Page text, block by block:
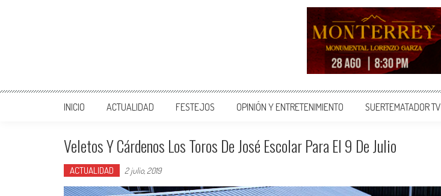
INICIO ACTUALIDAD FESTEJOS OPINIÓN Y ENTRETENIMIENTO SUERTEMATADOR TV
Veletos Y Cárdenos Los Toros De José Escolar Para El 9 De Julio
ACTUALIDAD 2 julio, 2019